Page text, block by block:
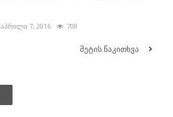
აპრილი 7, 2016 708
მეტის წაკითხვა